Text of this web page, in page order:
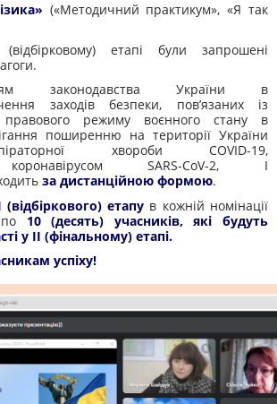
(«Методичний практикум», «Я так
етапі були запрошені
законодавства України в
заходів безпеки, пов’язаних із
правового режиму воєнного стану в
поширенню на території України
хвороби COVID-19,
SARS-CoV-2, І
за дистанційною формою.
(відбіркового) етапу в кожній номінації
10 (десять) учасників, які будуть
у ІІ (фінальному) етапі.
успіху!